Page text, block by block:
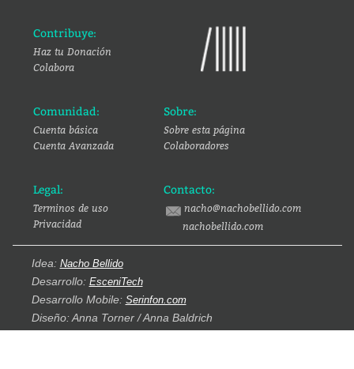
Contribuye:
Haz tu Donación
Colabora
Comunidad:
Cuenta básica
Cuenta Avanzada
Sobre:
Sobre esta página
Colaboradores
Legal:
Terminos de uso
Privacidad
Contacto:
nacho@nachobellido.com
nachobellido.com
Idea: Nacho Bellido
Desarrollo: EsceniTech
Desarrollo Mobile: Serinfon.com
Diseño: Anna Torner / Anna Baldrich